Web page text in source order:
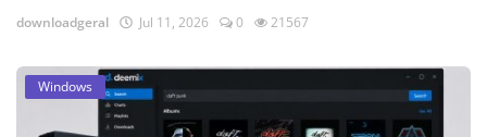
downloadgeral Jul 11, 2026 0 21567
Windows